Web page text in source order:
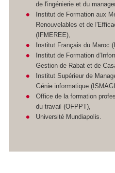
de l'ingénierie et du
Institut de Formation aux
Renouvelables et de
(IFMEREE),
Institut Français du Maroc
Institut de Formation
Gestion de Rabat et de
Institut Supérieur de
Génie informatique
Office de la formation
du travail (OFPPT),
Université Mundiapolis.